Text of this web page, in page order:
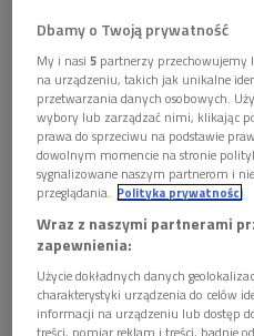
nowy poziom
trenerskim narożniku
Dbamy o Twoją prywatność
My i nasi5 partnerzy przechowujemy
na urządzeniu, takich jak unikalne
przetwarzania danych osobowych.
wybory lub zarządzać nimi, klikając
prawa do sprzeciwu na podstawie
dowolnym momencie na stronie
sygnalizowane naszym partnerom i
przeglądania. Polityka prywatności
Wraz z naszymi partnerami
zapewnienia:
Użycie dokładnych danych
charakterystyki urządzenia do celów
informacji na urządzeniu lub dostęp